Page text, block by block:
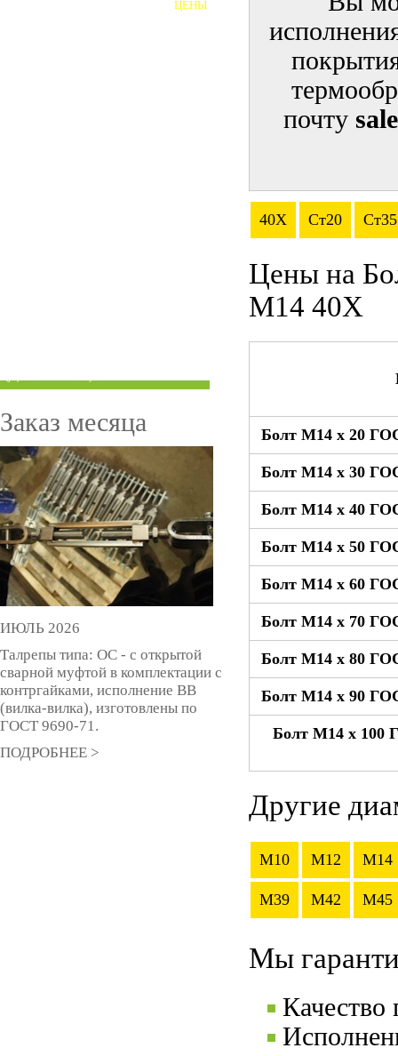
почту
40Х Ст20 Ст35
Цены на
М14 40Х
Болт М14 x 20
Болт М14 x 30
Болт М14 x 40
Болт М14 x 50
Болт М14 x 60
Болт М14 x 70
Болт М14 x 80
Болт М14 x 90
Болт М14 x 100
Другие
M10 M12 M14
M39 M42 M45
Мы
Качество
ЦЕНЫ
Заказ месяца
ИЮЛЬ 2026
Талрепы типа: ОС - с открытой
сварной муфтой в комплектации с
контргайками, исполнение ВВ
(вилка-вилка), изготовлены по
ГОСТ 9690-71.
ПОДРОБНЕЕ >